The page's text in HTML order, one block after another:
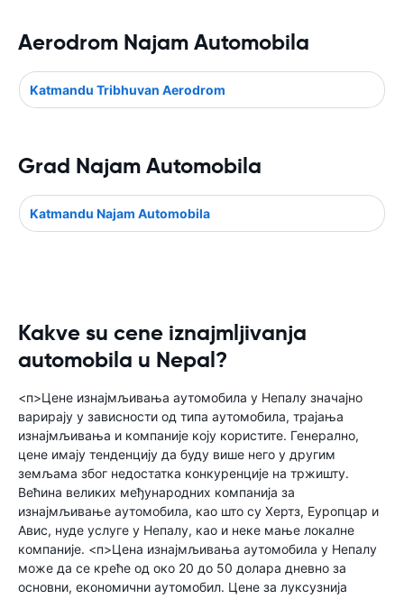
Aerodrom Najam Automobila
Katmandu Tribhuvan Aerodrom
Grad Najam Automobila
Katmandu Najam Automobila
Kakve su cene iznajmljivanja
automobila u Nepal?
<п>Цене изнајмљивања аутомобила у Непалу значајно
варирају у зависности од типа аутомобила, трајања
изнајмљивања и компаније коју користите. Генерално,
цене имају тенденцију да буду више него у другим
земљама због недостатка конкуренције на тржишту.
Већина великих међународних компанија за
изнајмљивање аутомобила, као што су Хертз, Еуропцар и
Авис, нуде услуге у Непалу, као и неке мање локалне
компаније. <п>Цена изнајмљивања аутомобила у Непалу
може да се креће од око 20 до 50 долара дневно за
основни, економични аутомобил. Цене за луксузнија